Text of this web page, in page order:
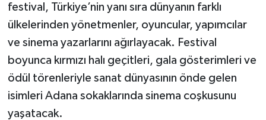
festival, Türkiye’nin yanı sıra dünyanın farklı
ülkelerinden yönetmenler, oyuncular, yapımcılar
ve sinema yazarlarını ağırlayacak. Festival
boyunca kırmızı halı geçitleri, gala gösterimleri ve
ödül törenleriyle sanat dünyasının önde gelen
isimleri Adana sokaklarında sinema coşkusunu
yaşatacak.